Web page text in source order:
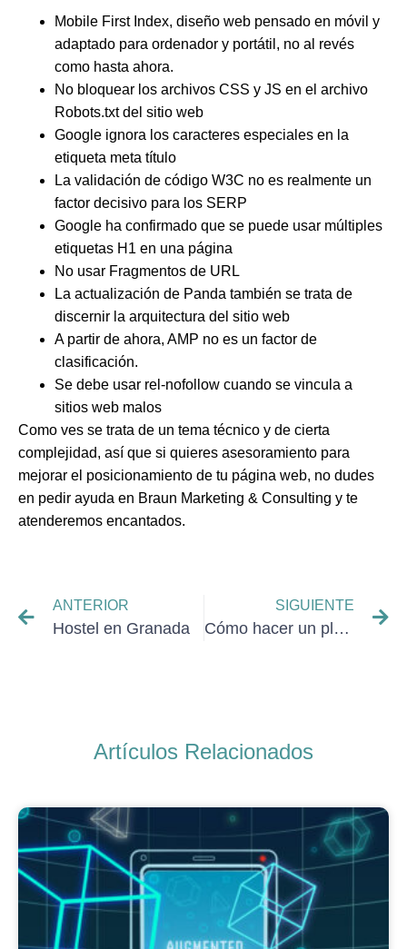
Mobile First Index, diseño web pensado en móvil y
adaptado para ordenador y portátil, no al revés
como hasta ahora.
No bloquear los archivos CSS y JS en el archivo
Robots.txt del sitio web
Google ignora los caracteres especiales en la
etiqueta meta título
La validación de código W3C no es realmente un
factor decisivo para los SERP
Google ha confirmado que se puede usar múltiples
etiquetas H1 en una página
No usar Fragmentos de URL
La actualización de Panda también se trata de
discernir la arquitectura del sitio web
A partir de ahora, AMP no es un factor de
clasificación.
Se debe usar rel-nofollow cuando se vincula a
sitios web malos
Como ves se trata de un tema técnico y de cierta
complejidad, así que si quieres asesoramiento para
mejorar el posicionamiento de tu página web, no dudes
en pedir ayuda en Braun Marketing & Consulting y te
atenderemos encantados.
ANTERIOR
Hostel en Granada
SIGUIENTE
Cómo hacer un plan de marketing digital
Artículos Relacionados